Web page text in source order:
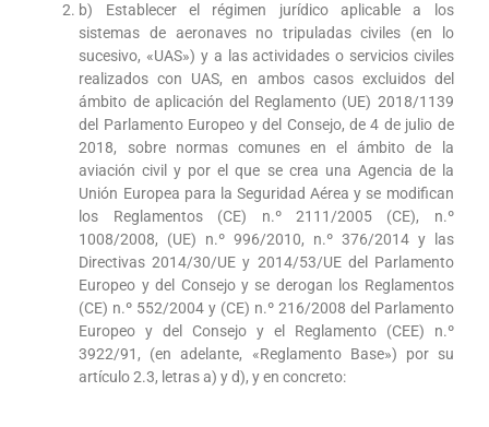
b) Establecer el régimen jurídico aplicable a los
sistemas de aeronaves no tripuladas civiles (en lo
sucesivo, «UAS») y a las actividades o servicios civiles
realizados con UAS, en ambos casos excluidos del
ámbito de aplicación del Reglamento (UE) 2018/1139
del Parlamento Europeo y del Consejo, de 4 de julio de
2018, sobre normas comunes en el ámbito de la
aviación civil y por el que se crea una Agencia de la
Unión Europea para la Seguridad Aérea y se modifican
los Reglamentos (CE) n.º 2111/2005 (CE), n.º
1008/2008, (UE) n.º 996/2010, n.º 376/2014 y las
Directivas 2014/30/UE y 2014/53/UE del Parlamento
Europeo y del Consejo y se derogan los Reglamentos
(CE) n.º 552/2004 y (CE) n.º 216/2008 del Parlamento
Europeo y del Consejo y el Reglamento (CEE) n.º
3922/91, (en adelante, «Reglamento Base») por su
artículo 2.3, letras a) y d), y en concreto: